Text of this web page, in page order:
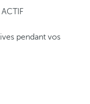
ACTIF
pendant vos